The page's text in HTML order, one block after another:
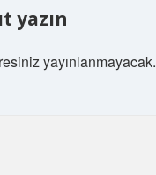
yazın
yayınlanmayacak.